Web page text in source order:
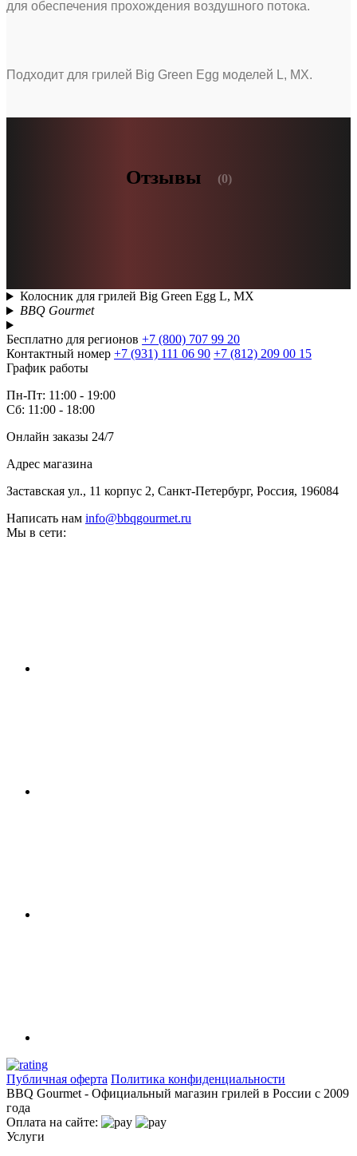
для обеспечения прохождения воздушного потока.
Подходит для грилей Big Green Egg моделей L, MX.
Отзывы (0)
Колосник для грилей Big Green Egg L, MX
BBQ Gourmet
Бесплатно для регионов +7 (800) 707 99 20
Контактный номер +7 (931) 111 06 90 +7 (812) 209 00 15
График работы
Пн-Пт: 11:00 - 19:00
Сб: 11:00 - 18:00
Онлайн заказы 24/7
Адрес магазина
Заставская ул., 11 корпус 2, Санкт-Петербург, Россия, 196084
Написать нам info@bbqgourmet.ru
Мы в сети:
Публичная оферта Политика конфиденциальности
BBQ Gourmet - Официальный магазин грилей в России с 2009
года
Оплата на сайте:
Услуги